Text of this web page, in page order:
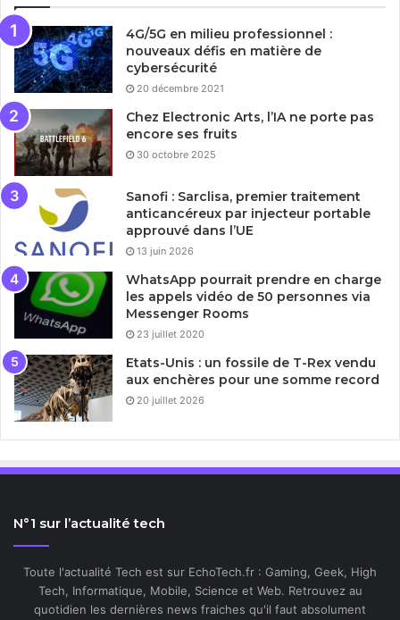
4G/5G en milieu professionnel :
nouveaux défis en matière de
cybersécurité
20 décembre 2021
Chez Electronic Arts, l’IA ne porte pas
encore ses fruits
30 octobre 2025
Sanofi : Sarclisa, premier traitement
anticancéreux par injecteur portable
approuvé dans l’UE
13 juin 2026
WhatsApp pourrait prendre en charge
les appels vidéo de 50 personnes via
Messenger Rooms
23 juillet 2020
Etats-Unis : un fossile de T-Rex vendu
aux enchères pour une somme record
20 juillet 2026
N°1 sur l’actualité tech
Toute l'actualité Tech est sur EchoTech.fr : Gaming, Geek, High
Tech, Informatique, Mobile, Science et Web. Retrouvez au
quotidien les dernières news fraiches qu'il faut absolument